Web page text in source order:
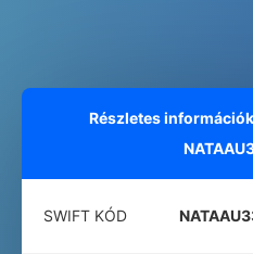
Részletes
SWIFT KÓD